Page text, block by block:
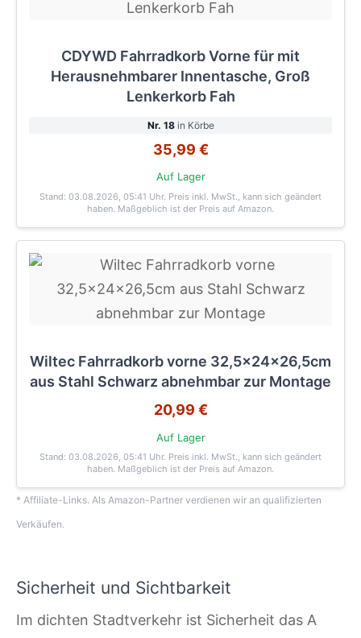
CDYWD Fahrradkorb Vorne für mit
Herausnehmbarer Innentasche, Groß
Lenkerkorb Fah
Nr. 18in Körbe
35,99 €
Auf Lager
Stand: 03.08.2026, 05:41 Uhr. Preis inkl. MwSt., kann sich geändert
haben. Maßgeblich ist der Preis auf Amazon.
Wiltec Fahrradkorb vorne 32,5x24x26,5cm
aus Stahl Schwarz abnehmbar zur Montage
20,99 €
Auf Lager
Stand: 03.08.2026, 05:41 Uhr. Preis inkl. MwSt., kann sich geändert
haben. Maßgeblich ist der Preis auf Amazon.
* Affiliate-Links. Als Amazon-Partner verdienen wir an qualifizierten
Verkäufen.
Sicherheit und Sichtbarkeit
Im dichten Stadtverkehr ist Sicherheit das A